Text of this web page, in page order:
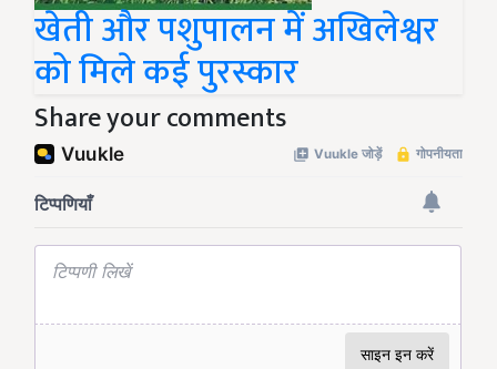
खेती और पशुपालन में अखिलेश्वर
को मिले कई पुरस्कार
Share your comments